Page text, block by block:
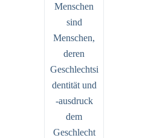
Menschen
sind
Menschen,
deren
Geschlechtsi
dentität und
-ausdruck
dem
Geschlecht